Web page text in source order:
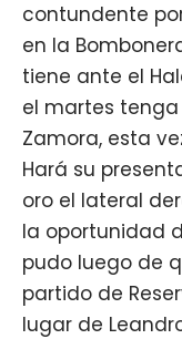
contundente
en la
tiene ante el
el martes
Zamora, esta
Hará su
oro el lateral
la oportunidad
pudo luego de
partido de
lugar de